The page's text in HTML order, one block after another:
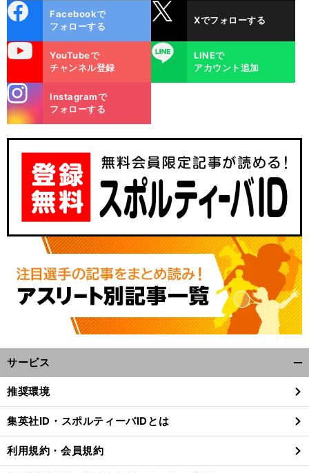
ok
Facebookで
フォローする
Xでフォローする
YouTubeで
チャンネル登録
LINE
LINEで
アカウント追加
m
Instagramで
フォローする
サービス
閉
る
推奨環境
集英社ID・スポルティーバIDとは
利用規約・会員規約